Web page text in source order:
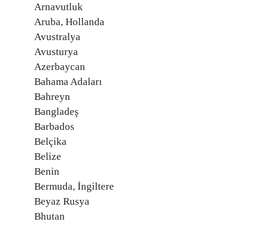
Arnavutluk
Aruba, Hollanda
Avustralya
Avusturya
Azerbaycan
Bahama Adaları
Bahreyn
Bangladeş
Barbados
Belçika
Belize
Benin
Bermuda, İngiltere
Beyaz Rusya
Bhutan